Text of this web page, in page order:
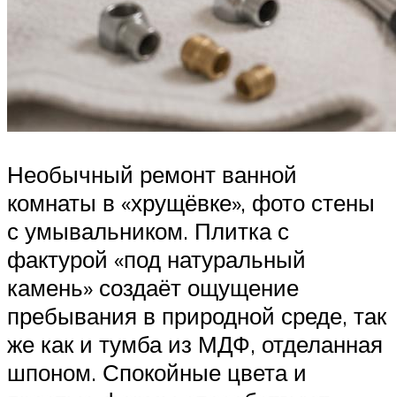
Необычный ремонт ванной
комнаты в «хрущёвке», фото стены
с умывальником. Плитка с
фактурой «под натуральный
камень» создаёт ощущение
пребывания в природной среде, так
же как и тумба из МДФ, отделанная
шпоном. Спокойные цвета и